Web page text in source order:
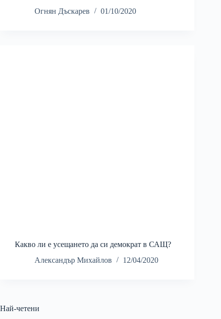
Огнян Дъскарев
01/10/2020
Какво ли е усещането да си демократ в САЩ?
Александър Михайлов
12/04/2020
Най-четени